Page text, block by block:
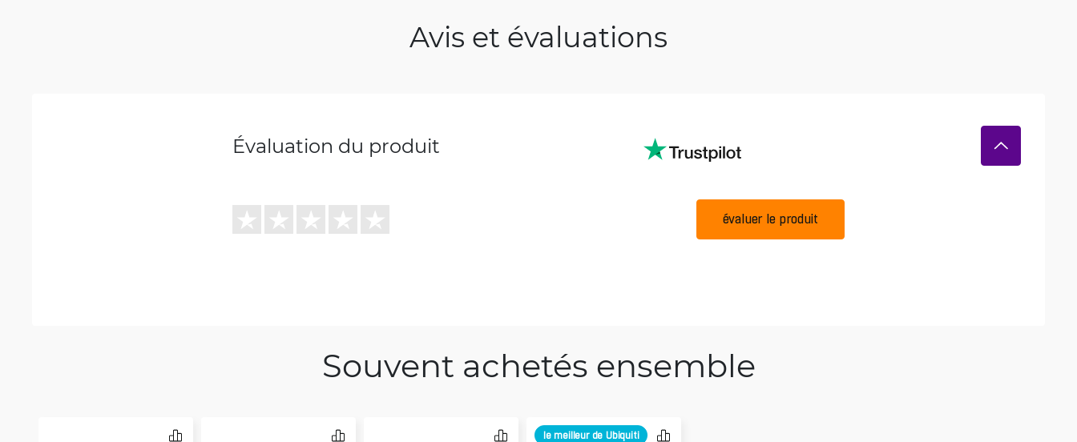
Avis et évaluations
Évaluation du produit
évaluer le produit
Souvent achetés ensemble
le meilleur de Ubiquiti